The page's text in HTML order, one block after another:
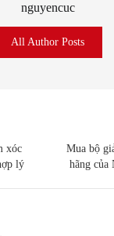
nguyencuc
All Author Posts
xóc
lý
Mua bộ
hãng của